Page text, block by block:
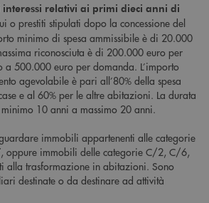
relativi ai primi dieci anni di
o prestiti stipulati dopo la concessione del
minimo di spesa ammissibile è di 20.000
riconosciuta è di 200.000 euro per
a 500.000 euro per domanda. L’importo
agevolabile è pari all’80% della spesa
e al 60% per le altre abitazioni. La durata
10 anni a massimo 20 anni.
immobili appartenenti alle categorie
immobili delle categorie C/2, C/6,
alla trasformazione in abitazioni. Sono
destinate o da destinare ad attività